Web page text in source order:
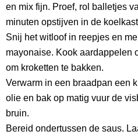
en mix fijn. Proef, rol balletjes
minuten opstijven in de
Snij het witloof in reepjes en
mayonaise. Kook aardappelen
om kroketten te bakken.
Verwarm in een braadpan een
olie en bak op matig vuur de
bruin.
Bereid ondertussen de saus.